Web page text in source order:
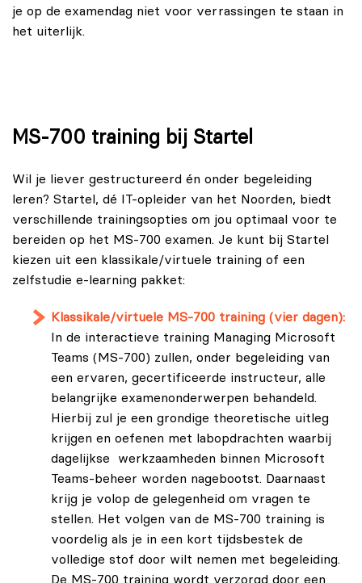
je op de examendag niet voor verrassingen te staan in
het uiterlijk.
MS-700 training bij Startel
Wil je liever gestructureerd én onder begeleiding
leren? Startel, dé IT-opleider van het Noorden, biedt
verschillende trainingsopties om jou optimaal voor te
bereiden op het MS-700 examen. Je kunt bij Startel
kiezen uit een klassikale/virtuele training of een
zelfstudie e-learning pakket:
Klassikale/virtuele MS-700 training (vier dagen):
In de interactieve training Managing Microsoft
Teams (MS-700) zullen, onder begeleiding van
een ervaren, gecertificeerde instructeur, alle
belangrijke examenonderwerpen behandeld.
Hierbij zul je een grondige theoretische uitleg
krijgen en oefenen met labopdrachten waarbij
dagelijkse werkzaamheden binnen Microsoft
Teams-beheer worden nagebootst. Daarnaast
krijg je volop de gelegenheid om vragen te
stellen. Het volgen van de MS-700 training is
voordelig als je in een kort tijdsbestek de
volledige stof door wilt nemen met begeleiding.
De MS-700 training wordt verzorgd door een